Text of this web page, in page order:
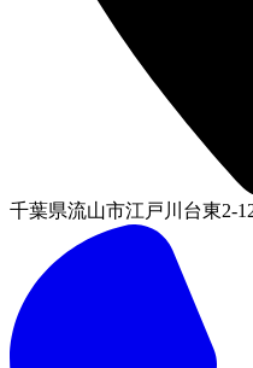
千葉県流山市江戸川台東2-